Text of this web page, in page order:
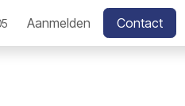
Aanmelden Contact